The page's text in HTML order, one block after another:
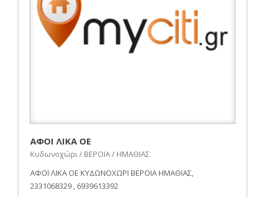
ΑΦΟΙ ΛΙΚΑ ΟΕ
Κυδωνοχώρι / ΒΕΡΟΙΑ / ΗΜΑΘΙΑΣ
ΑΦΟΙ ΛΙΚΑ ΟΕ ΚΥΔΩΝΟΧΩΡΙ ΒΕΡΟΙΑ ΗΜΑΘΙΑΣ,
2331068329 , 6939613392